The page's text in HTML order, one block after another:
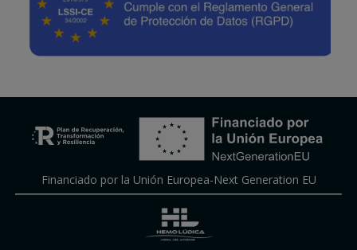
Financiado por la Unión Europea-Next Generation EU